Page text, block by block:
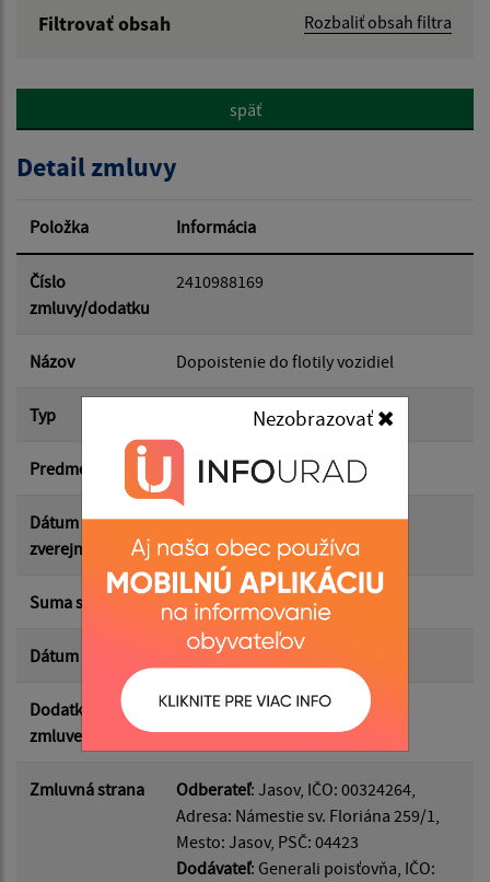
Nezobrazovať
Filtrovať obsah
Rozbaliť obsah filtra
Hľadať v:
Dátum od:
Dátum do:
Suma od:
Filtrovať Reset
späť
Detail zmluvy
Položka Informácia
Číslo
zmluvy/dodatku
2410988169
Názov Dopoistenie do flotily vozidiel
Typ Dodatok k zmluve
Predmet Poistenie vozidla Hyundai
Dátum
zverejnenia
22.05.2026
Suma s DPH* 157.94 €
Dátum uzavretia 27.04.2026
Dodatkom k
zmluve
9059808377
Zmluvná strana Odberateľ: Jasov, IČO: 00324264,
Adresa: Námestie sv. Floriána 259/1,
Mesto: Jasov, PSČ: 04423
Dodávateľ: Generali poisťovňa, IČO: